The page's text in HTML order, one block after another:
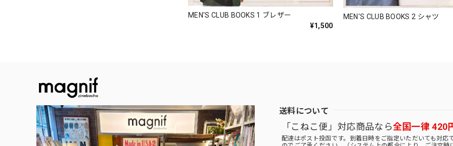
MEN'S CLUB BOOKS 1 ブレザー
¥1,500
MEN'S CLUB BOOKS 2 シャツ
送料について
「こねこ便」対応商品なら全国一律 420
配達はポスト投函です。到着日時をご指定いただいても対応